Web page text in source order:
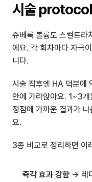
시술
쥬베룩 볼륨도 스컬트라
에요. 각 회차마다 자극
니다.
시술 직후엔 HA 덕분에
안에 가라앉아요. 1~3개
정점에 가까운 결과가
요.
3종 비교로 정리하면 이
즉각 효과 강함 → 레